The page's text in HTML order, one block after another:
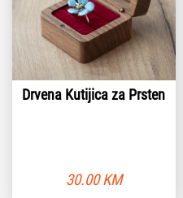
Drvena Kutijica za Prsten
30.00KM